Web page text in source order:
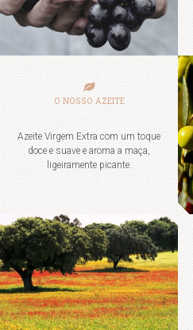
O NOSSO AZEITE
Azeite Virgem Extra com um toque
doce e suave e aroma a maça,
ligeiramente picante.